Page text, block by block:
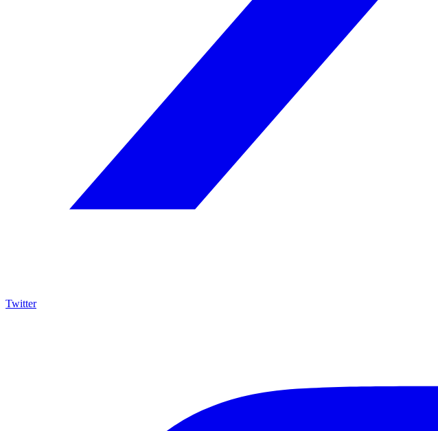
Twitter